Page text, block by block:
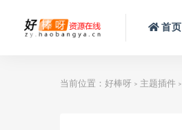
首页
当前位置： 好棒呀 > 主题插件 >